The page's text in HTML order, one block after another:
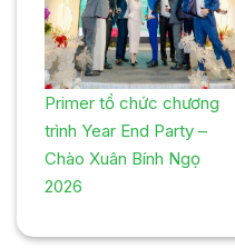
Primer tổ chức chương
trình Year End Party –
Chào Xuân Bính Ngọ
2026